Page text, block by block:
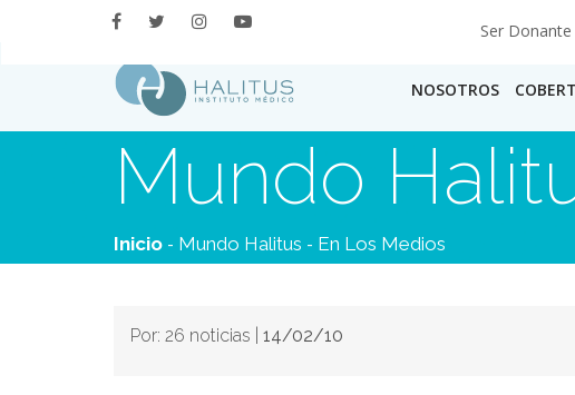
Ser Donante
NOSOTROS
Mundo
Inicio - Mundo Halitus - En Los Medios
Por: 26 noticias | 14/02/10